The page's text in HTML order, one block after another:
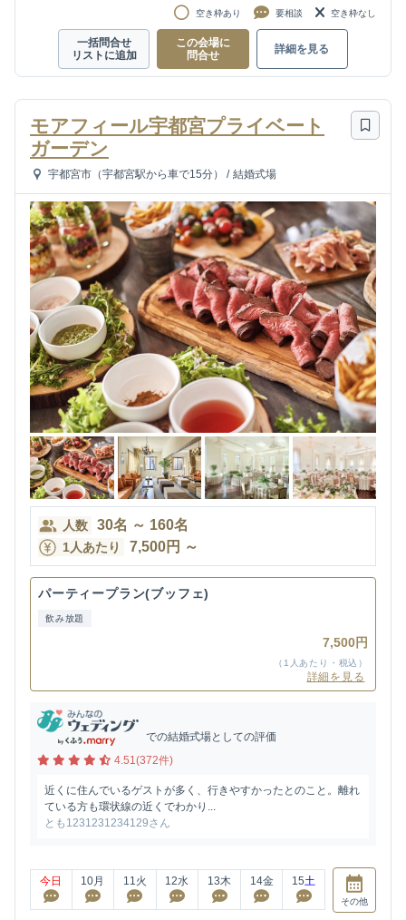
空き枠あり 要相談 空き枠なし
一括問合せ
リストに追加
この会場に
問合せ
詳細を見る
モアフィール宇都宮プライベート
ガーデン
宇都宮市（宇都宮駅から車で15分） / 結婚式場
人数 30名 ～ 160名
1人あたり 7,500円 ～
パーティープラン(ブッフェ)
飲み放題
7,500円
（1人あたり・税込）
詳細を見る
での結婚式場としての評価
4.51(372件)
近くに住んでいるゲストが多く、行きやすかったとのこと。離れ
ている方も環状線の近くでわかり...
とも1231231234129さん
今日 10月 11火 12水 13木 14金 15土
その他